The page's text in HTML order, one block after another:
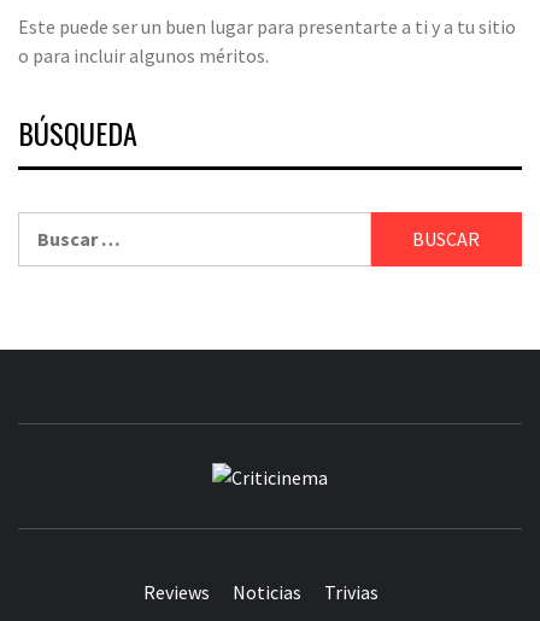
Este puede ser un buen lugar para presentarte a ti y a tu sitio
o para incluir algunos méritos.
BÚSQUEDA
Reviews Noticias Trivias